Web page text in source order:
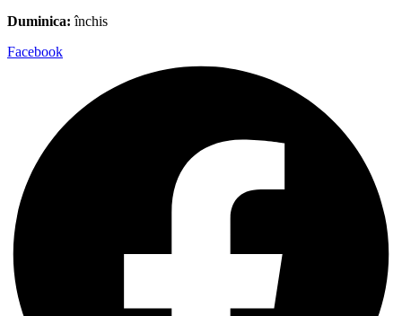
Duminica: închis
Facebook